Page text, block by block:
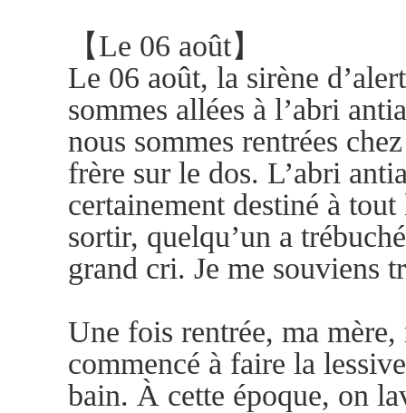
【Le 06 août】
Le 06 août, la sirène
sommes allées à l’abri
nous sommes rentrées
frère sur le dos. L’abri
certainement destiné à
sortir, quelqu’un a
grand cri. Je me souviens
Une fois rentrée, ma
commencé à faire la
bain. À cette époque, on